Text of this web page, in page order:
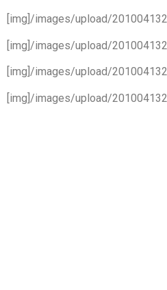
[img]/images/upload/
[img]/images/upload/
[img]/images/upload/
[img]/images/upload/